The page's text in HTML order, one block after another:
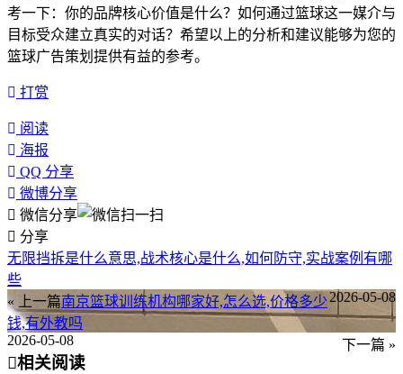
考一下：你的品牌核心价值是什么？如何通过篮球这一媒介与
目标受众建立真实的对话？希望以上的分析和建议能够为您的
篮球广告策划提供有益的参考。
打赏
阅读
海报
QQ 分享
微博分享
微信分享
分享
无限挡拆是什么意思,战术核心是什么,如何防守,实战案例有哪
些
« 上一篇
2026-05-08
南京篮球训练机构哪家好,怎么选,价格多少
钱,有外教吗
下一篇 »
2026-05-08
相关阅读